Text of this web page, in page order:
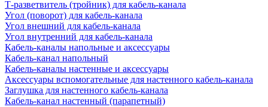
Т-разветвитель (тройник) для кабель-канала
Угол (поворот) для кабель-канала
Угол внешний для кабель-канала
Угол внутренний для кабель-канала
Кабель-каналы напольные и аксессуары
Кабель-канал напольный
Кабель-каналы настенные и аксессуары
Аксессуары вспомогательные для настенного кабель-канала
Заглушка для настенного кабель-канала
Кабель-канал настенный (парапетный)